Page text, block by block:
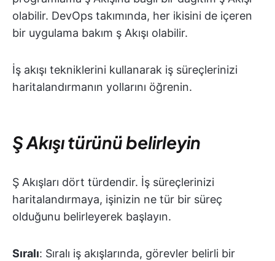
olabilir. DevOps takımında, her ikisini de içeren
bir uygulama bakım ş Akışı olabilir.
İş akışı tekniklerini kullanarak iş süreçlerinizi
haritalandırmanın yollarını öğrenin.
Ş Akışı türünü belirleyin
Ş Akışları dört türdendir. İş süreçlerinizi
haritalandırmaya, işinizin ne tür bir süreç
olduğunu belirleyerek başlayın.
Sıralı: Sıralı iş akışlarında, görevler belirli bir